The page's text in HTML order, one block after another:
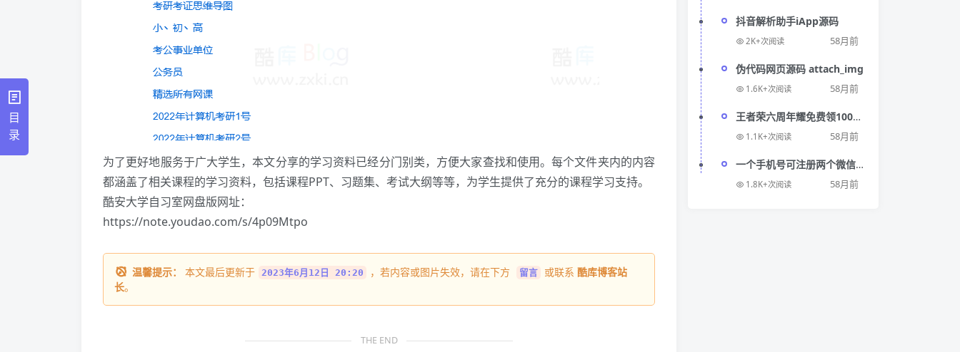
为了更好地服务于广大学生，本文分享的学习资料已经分门别类，方便大家查找和使用。每个文件夹内的内容
都涵盖了相关课程的学习资料，包括课程PPT、习题集、考试大纲等等，为学生提供了充分的课程学习支持。
酷安大学自习室网盘版网址：
https://note.youdao.com/s/4p09Mtpo
温馨提示： 本文最后更新于 2023年6月12日 20:20 ，若内容或图片失效，请在下方 留言 或联系 酷库博客站
长。
THE END
抖音解析助手iApp源码
2K+次阅读 58月前
伪代码网页源码 attach_img
1.6K+次阅读 58月前
王者荣六周年耀免费领1000
点券1.1K+次阅读 58月前
一个手机号可注册两个微信
号 1.8K+次阅读 58月前
目
录